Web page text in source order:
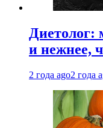
Диетолог:
и нежнее,
2 года ago2 года